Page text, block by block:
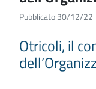
Pubblicato 30/12/22
Otricoli, il